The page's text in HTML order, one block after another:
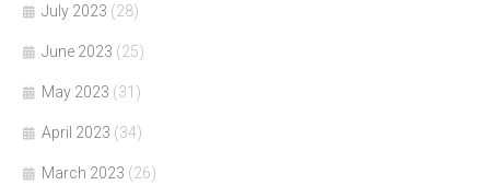
July 2023 (28)
June 2023 (25)
May 2023 (31)
April 2023 (34)
March 2023 (26)